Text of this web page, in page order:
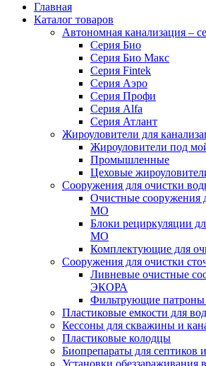
Главная
Каталог товаров
Автономная канализация –
Серия Био
Серия Био Макс
Серия Fintek
Серия Аэро
Серия Профи
Серия Alfa
Серия Атлант
Жироуловители для
Жироуловители под
Промышленные
Цеховые
Сооружения для очистки
Очистные сооружения
МО
Блоки рециркуляции
МО
Комплектующие для
Сооружения для очистки
Ливневые очистные
ЭКОРА
Фильтрующие патроны
Пластиковые емкости для
Кессоны для скважины и
Пластиковые колодцы
Биопрепараты для септиков
Установки обеззараживания